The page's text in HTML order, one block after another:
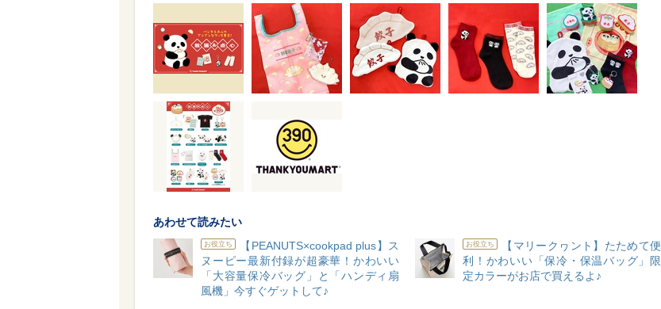
あわせて読みたい
お役立ち
【PEANUTS×cookpad plus】ス
ヌーピー最新付録が超豪華！かわいい
「大容量保冷バッグ」と「ハンディ扇
風機」今すぐゲットして♪
お役立ち
【マリークヮント】たためて便
利！かわいい「保冷・保温バッグ」限
定カラーがお店で買えるよ♪